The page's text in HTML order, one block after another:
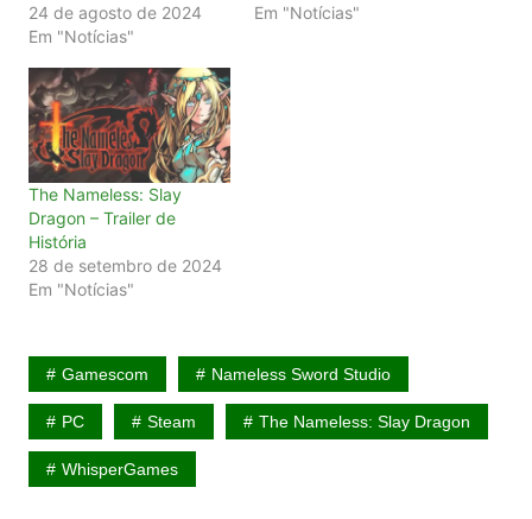
24 de agosto de 2024
Em "Notícias"
Em "Notícias"
The Nameless: Slay
Dragon – Trailer de
História
28 de setembro de 2024
Em "Notícias"
Gamescom Nameless Sword Studio
PC Steam The Nameless: Slay Dragon
WhisperGames